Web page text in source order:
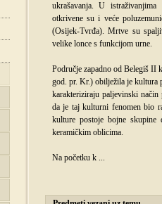
ukrašavanja. U
otkrivene su i veće
(Osijek-Tvrđa). Mrtve su
velike lonce s funkcijom urne.
Područje zapadno od Belegiš II
god. pr. Kr.) obilježila je kultura
karakteriziraju paljevinski
da je taj kulturni fenomen bio
kulture postoje bojne skupine
keramičkim oblicima.
Na početku k...